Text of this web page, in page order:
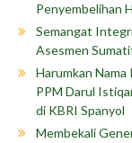
Penyembelihan
Semangat
Asesmen
Harumkan
PPM Darul
di KBRI Spanyol
Membekali